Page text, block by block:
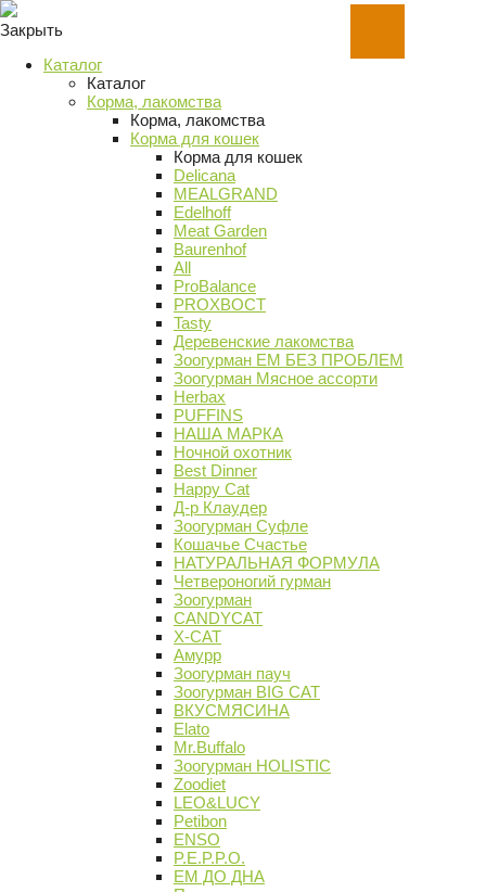
Закрыть
Каталог
Каталог
Корма, лакомства
Корма, лакомства
Корма для кошек
Корма для кошек
Delicana
MEALGRAND
Edelhoff
Meat Garden
Baurenhof
All
ProBalance
PROХВОСТ
Tasty
Деревенские лакомства
Зоогурман ЕМ БЕЗ ПРОБЛЕМ
Зоогурман Мясное ассорти
Herbax
PUFFINS
НАША МАРКА
Ночной охотник
Best Dinner
Happy Cat
Д-р Клаудер
Зоогурман Суфле
Кошачье Счастье
НАТУРАЛЬНАЯ ФОРМУЛА
Четвероногий гурман
Зоогурман
CANDYCAT
X-CAT
Амурр
Зоогурман пауч
Зоогурман BIG CAT
ВКУСМЯСИНА
Elato
Mr.Buffalo
Зоогурман HOLISTIC
Zoodiet
LEO&LUCY
Petibon
ENSO
P.E.P.P.O.
ЕМ ДО ДНА